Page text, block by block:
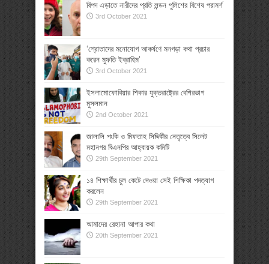
বিপদ এড়াতে নারীদের প্রতি লন্ডন পুলিশের বিশেষ পরামর্শ
3rd October 2021
‘শ্রোতাদের মনোযোগ আকর্ষণে মনগড়া কথা প্রচার
করেন মুফতি ইব্রাহিম’
3rd October 2021
ইসলামোফোবিয়ার শিকার যুক্তরাষ্ট্রের বেশিরভাগ
মুসলমান
2nd October 2021
জালালি পংকি ও মিফতাহ সিদ্দিকীর নেতৃত্বে সিলেট
মহানগর বিএনপির আহ্বায়ক কমিটি
29th September 2021
১৪ শিক্ষার্থীর চুল কেটে দেওয়া সেই শিক্ষিকা পদত্যাগ
করলেন
29th September 2021
আমাদের রেহানা আপার কথা
20th September 2021